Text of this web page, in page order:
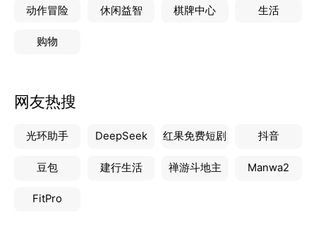
动作冒险 休闲益智 棋牌中心 生活
购物
网友热搜
光环助手 DeepSeek 红果免费短剧 抖音
豆包 建行生活 禅游斗地主 Manwa2
FitPro